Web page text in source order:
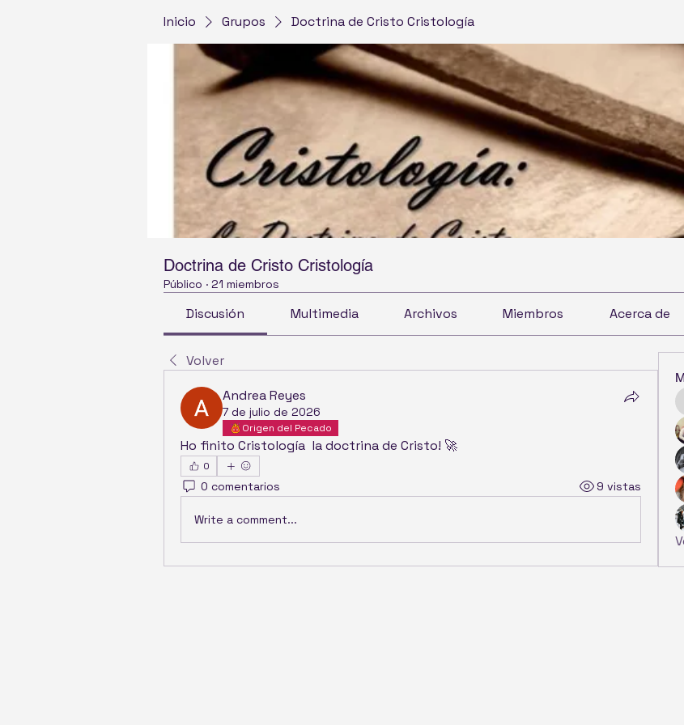
Inicio Grupos Doctrina de Cristo Cristología
Doctrina de Cristo Cristología
Público · 21 miembros
Discusión Multimedia Archivos Miembros Acerca de
Volver
Andrea Reyes
7 de julio de 2026
Origen del Pecado
Ho finito Cristología  la doctrina de Cristo! 🚀
0
0 comentarios 9 vistas
Write a comment...